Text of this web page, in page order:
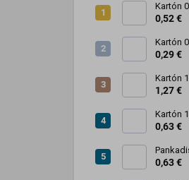
Kartón
0,52 €
Kartón
0,29 €
Kartón
1,27 €
Kartón
0,63 €
1mm
0,63 €